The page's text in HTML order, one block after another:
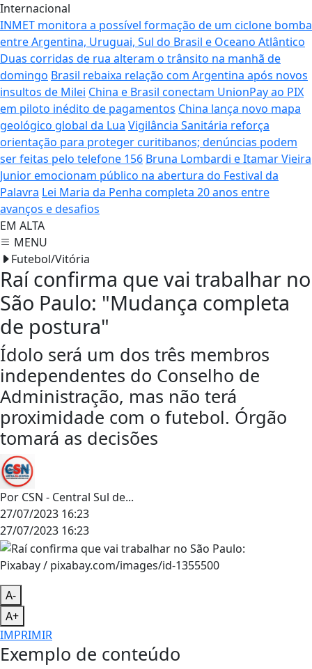
Internacional
INMET monitora a possível formação de um ciclone bomba
entre Argentina, Uruguai, Sul do Brasil e Oceano Atlântico
Duas corridas de rua alteram o trânsito na manhã de
domingo Brasil rebaixa relação com Argentina após novos
insultos de Milei China e Brasil conectam UnionPay ao PIX
em piloto inédito de pagamentos China lança novo mapa
geológico global da Lua Vigilância Sanitária reforça
orientação para proteger curitibanos; denúncias podem
ser feitas pelo telefone 156 Bruna Lombardi e Itamar Vieira
Junior emocionam público na abertura do Festival da
Palavra Lei Maria da Penha completa 20 anos entre
avanços e desafios
EM ALTA
MENU
Futebol/Vitória
Raí confirma que vai trabalhar no
São Paulo: "Mudança completa
de postura"
Ídolo será um dos três membros
independentes do Conselho de
Administração, mas não terá
proximidade com o futebol. Órgão
tomará as decisões
Por CSN - Central Sul de...
27/07/2023 16:23
27/07/2023 16:23
Pixabay / pixabay.com/images/id-1355500
A-
A+
IMPRIMIR
Exemplo de conteúdo